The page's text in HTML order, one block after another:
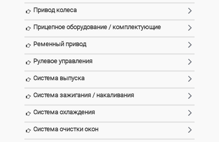
Привод колеса
Прицепное оборудование / комплектующие
Ременный привод
Рулевое управления
Система выпуска
Система зажигания / накаливания
Система охлаждения
Система очистки окон